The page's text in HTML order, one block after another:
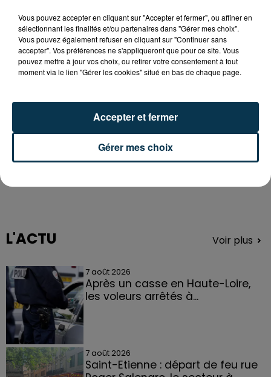
L'ACTU Voir plus
7 août 2026
Après un casse en Haute-Loire,
les voleurs arrêtés à...
7 août 2026
Saint-Etienne : départ de feu rue
Vous pouvez accepter en cliquant sur "Accepter et fermer", ou affiner en
sélectionnant les finalités et/ou partenaires dans "Gérer mes choix".
Vous pouvez également refuser en cliquant sur "Continuer sans
accepter". Vos préférences ne s'appliqueront que pour ce site. Vous
pouvez mettre à jour vos choix, ou retirer votre consentement à tout
moment via le lien "Gérer les cookies" situé en bas de chaque page.
Gérer mes choix
Accepter et fermer